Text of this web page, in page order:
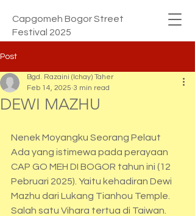
Capgomeh Bogor Street
Festival 2025
Post
DEWI MAZHU
Bgd. Razaini (Ichay) Taher
Feb 14, 2025 3 min read
Nenek Moyangku Seorang Pelaut
Ada yang istimewa pada perayaan
CAP GO MEH DI BOGOR tahun ini (12
Pebruari 2025). Yaitu kehadiran Dewi
Mazhu dari Lukang Tianhou Temple.
Salah satu Vihara tertua di Taiwan.